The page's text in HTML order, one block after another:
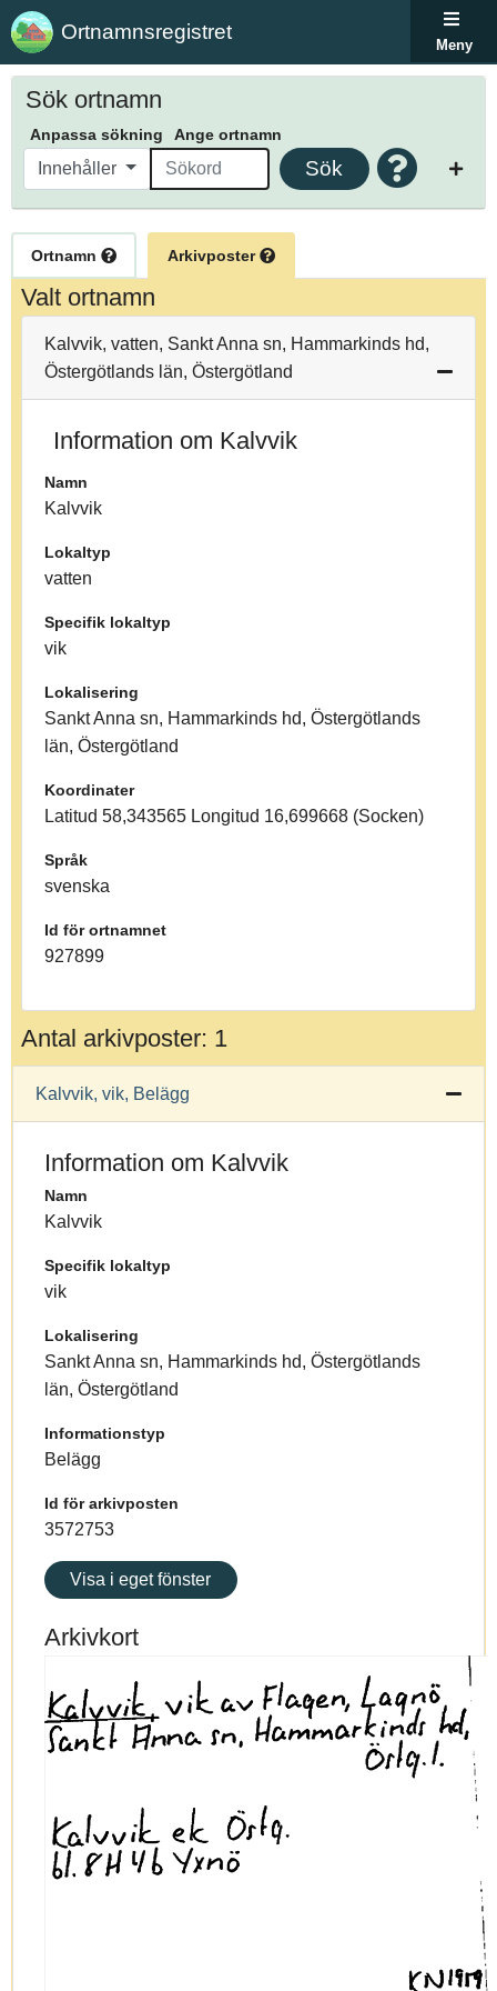
Ortnamnsregistret
Meny
Sök ortnamn
Anpassa sökning Ange ortnamn
Innehåller Sök
Ortnamn Arkivposter
Valt ortnamn
Kalvvik, vatten, Sankt Anna sn, Hammarkinds hd,
Östergötlands län, Östergötland
Information om Kalvvik
Namn
Kalvvik
Lokaltyp
vatten
Specifik lokaltyp
vik
Lokalisering
Sankt Anna sn, Hammarkinds hd, Östergötlands
län, Östergötland
Koordinater
Latitud 58,343565 Longitud 16,699668 (Socken)
Språk
svenska
Id för ortnamnet
927899
Antal arkivposter: 1
Kalvvik, vik, Belägg
Information om Kalvvik
Namn
Kalvvik
Specifik lokaltyp
vik
Lokalisering
Sankt Anna sn, Hammarkinds hd, Östergötlands
län, Östergötland
Informationstyp
Belägg
Id för arkivposten
3572753
Visa i eget fönster
Arkivkort